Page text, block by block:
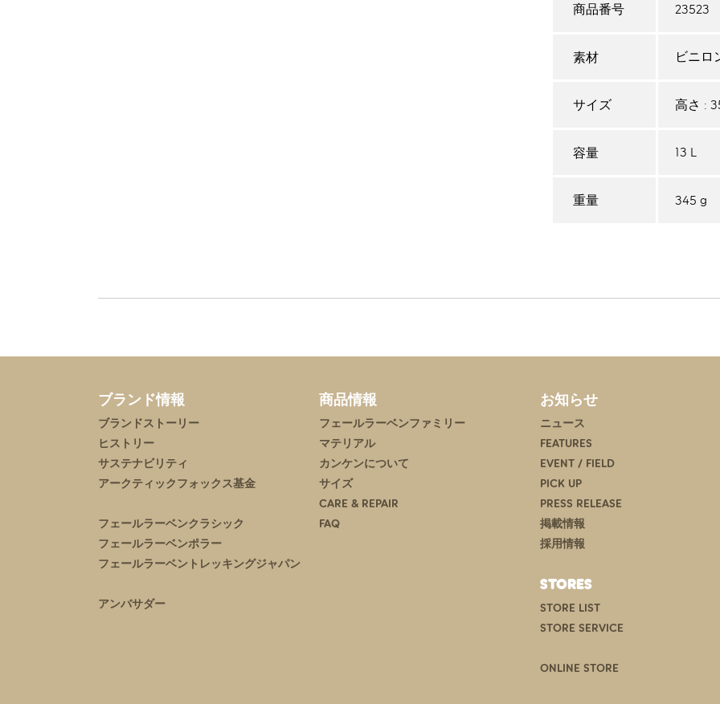
商品番号 23523
素材 ビニロ
サイズ 高さ :
容量 13 L
重量 345 g
ブランド情報
ブランドストーリー
ヒストリー
サステナビリティ
アークティックフォックス基金
フェールラーベンクラシック
フェールラーベンポラー
フェールラーベントレッキングジャパン
アンバサダー
商品情報
フェールラーベンファミリー
マテリアル
カンケンについて
サイズ
CARE & REPAIR
FAQ
お知らせ
ニュース
FEATURES
EVENT / FIELD
PICK UP
PRESS RELEASE
掲載情報
採用情報
STORES
STORE LIST
STORE SERVICE
ONLINE STORE